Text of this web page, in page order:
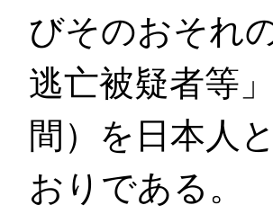
びそのおそれ
逃亡被疑者等
間）を日本人
おりである。